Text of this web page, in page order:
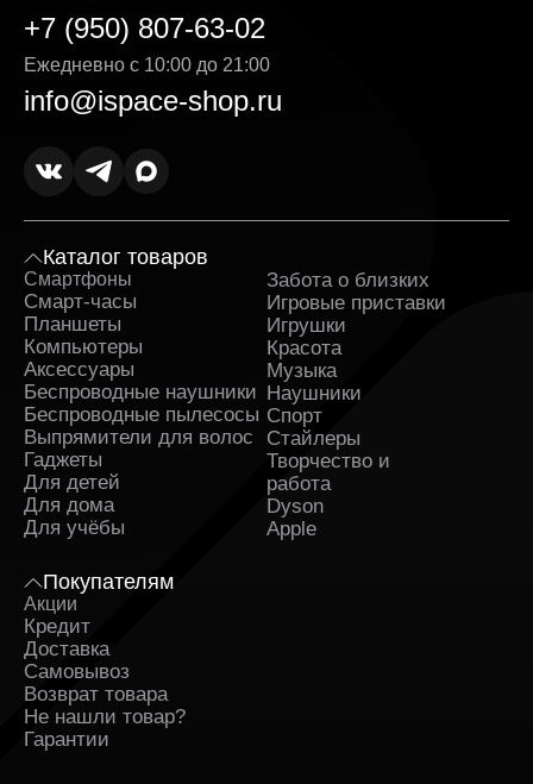
+7 (950) 807-63-02
Ежедневно с 10:00 до 21:00
info@ispace-shop.ru
Каталог товаров
Смартфоны
Смарт-часы
Планшеты
Компьютеры
Аксессуары
Беспроводные наушники
Беспроводные пылесосы
Выпрямители для волос
Гаджеты
Для детей
Для дома
Для учёбы
Забота о близких
Игровые приставки
Игрушки
Красота
Музыка
Наушники
Спорт
Стайлеры
Творчество и
работа
Dyson
Apple
Покупателям
Акции
Кредит
Доставка
Самовывоз
Возврат товара
Не нашли товар?
Гарантии